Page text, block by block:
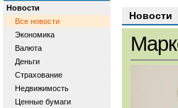
Новости
Все новости
Экономика
Валюта
Деньги
Страхование
Недвижимость
Ценные бумаги
Новости